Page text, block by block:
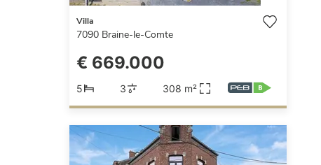
Villa
7090 Braine-le-Comte
€ 669.000
5 3 308 m²